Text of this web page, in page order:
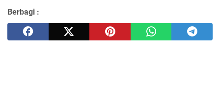
Berbagi :